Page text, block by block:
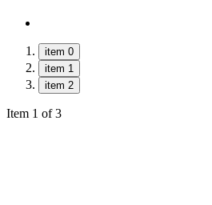
item 0
item 1
item 2
Item 1 of 3